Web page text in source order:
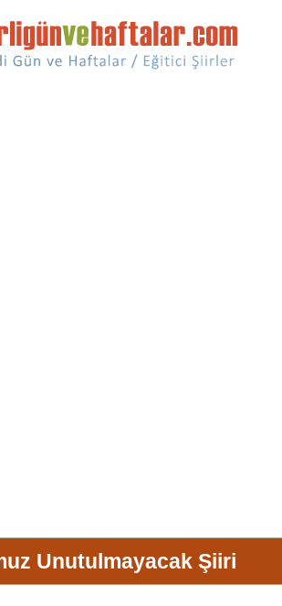
Unutulmayacak Şiiri